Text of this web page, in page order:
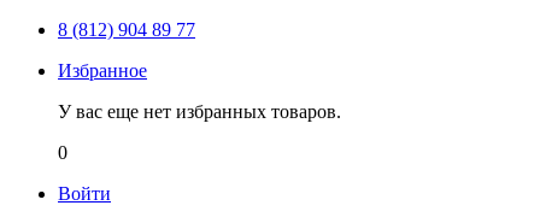
8 (812) 904 89 77
Избранное
У вас еще нет избранных товаров.
0
Войти